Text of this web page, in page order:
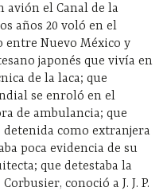
avión el Canal de la
años 20 voló en el
entre Nuevo México y
japonés que vivía en
de la laca; que
se enroló en el
de ambulancia; que
como extranjera
poca evidencia de su
que detestaba la
conoció a J. J. P.